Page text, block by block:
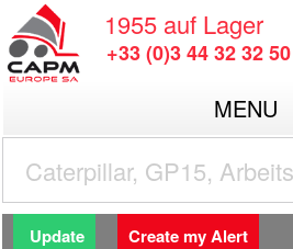
1955 auf Lager
+33 (0)3 44 32 32 50
MENU
Update Create my Alert